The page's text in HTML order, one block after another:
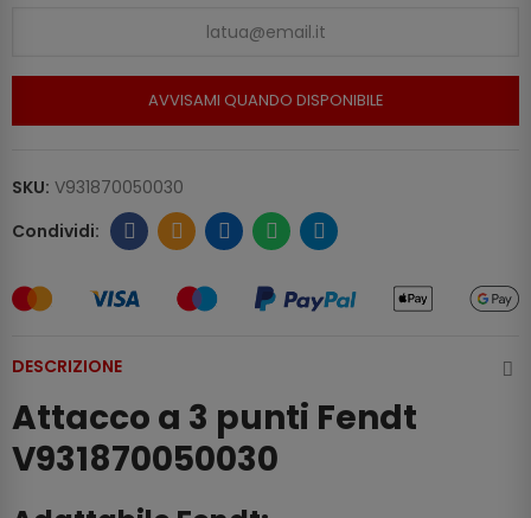
AVVISAMI QUANDO DISPONIBILE
SKU: V931870050030
DESCRIZIONE
Attacco a 3 punti Fendt
V931870050030